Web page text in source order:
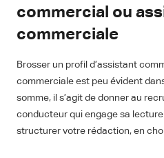
commercial ou
commerciale
Brosser un profil d’assistant
commerciale est peu évident
somme, il s’agit de donner au
conducteur qui engage sa
structurer votre rédaction, en